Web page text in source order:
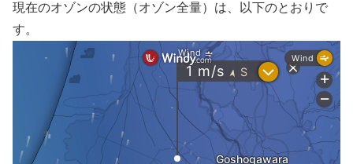
現在のオゾンの状態（オゾン全量）は、以下のとおりで
す。